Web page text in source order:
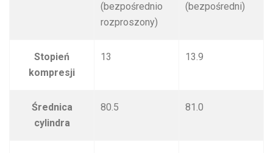
(bezpośrednio
rozproszony)
(bezpośredni)
Stopień
kompresji
13 13.9
Średnica
cylindra
80.5 81.0